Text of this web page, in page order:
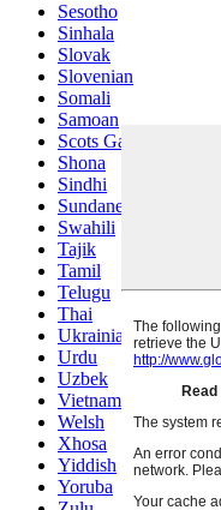
Sesotho
Sinhala
Slovak
Slovenian
Somali
Samoan
Scots Gaelic
Shona
Sindhi
Sundanese
Swahili
Tajik
Tamil
Telugu
Thai
Ukrainian
Urdu
Uzbek
Vietnamese
Welsh
Xhosa
Yiddish
Yoruba